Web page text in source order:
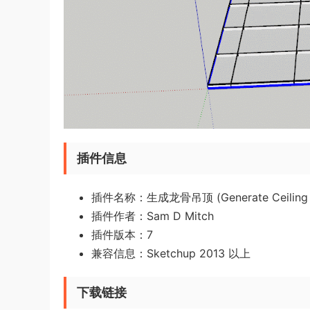
插件信息
插件名称：生成龙骨吊顶 (Generate
插件作者：Sam D Mitch
插件版本：7
兼容信息：Sketchup 2013 以上
下载链接